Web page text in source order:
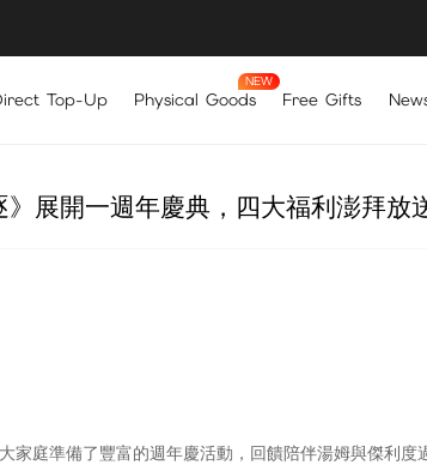
Top-Up Physical Goods Free Gifts
》展開一週年慶典，四大福利澎拜放
家庭準備了豐富的週年慶活動，回饋陪伴湯姆與傑利度